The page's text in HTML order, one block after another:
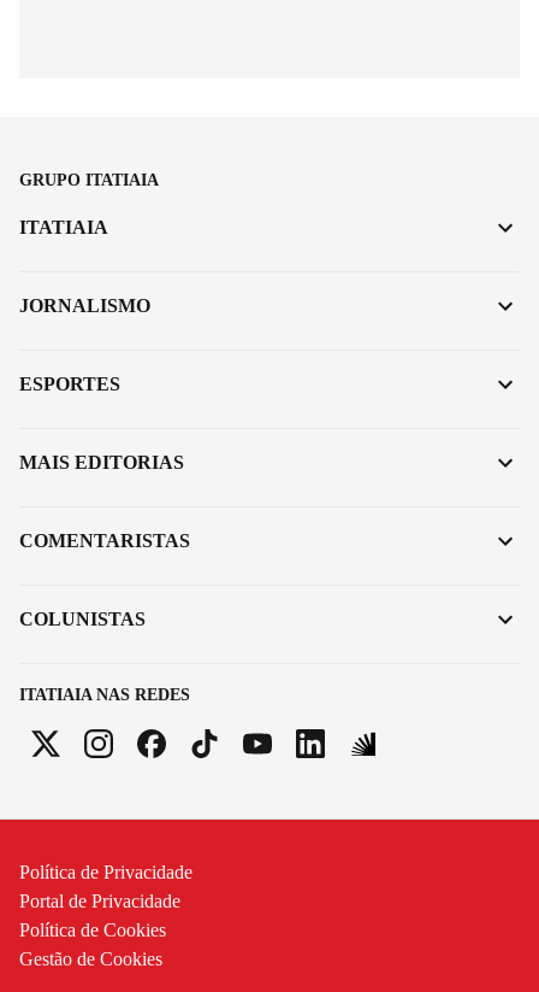
GRUPO ITATIAIA
ITATIAIA NAS REDES
ITATIAIA
JORNALISMO
ESPORTES
MAIS EDITORIAS
COMENTARISTAS
COLUNISTAS
Política de Privacidade
Portal de Privacidade
Política de Cookies
Gestão de Cookies